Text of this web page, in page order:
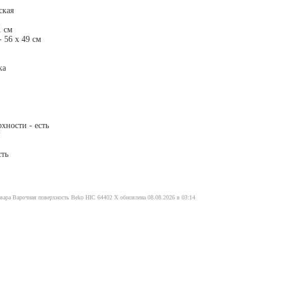
см
56 x 49 см
- есть
Варочная поверхность Beko HIC 64402 X обновлена 08.08.2026 в 03:14